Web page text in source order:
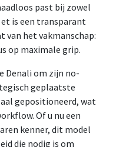
past bij zowel
is een transparant
het vakmanschap:
op maximale grip.
Denali om zijn no-
geplaatste
gepositioneerd, wat
Of u nu een
kenner, dit model
die nodig is om